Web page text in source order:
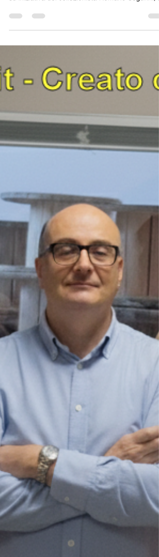
pittura ad olio. Ed il Circolo Fotografico Massese,
una mostra dal 25.04.2026 al 03.05.2026 a
Fotografico Massese stesso ed alla cura di
Antonio Caranti, Maurizio Callegati e Gianni
Paganini. Locandina della mostra, realizzata da